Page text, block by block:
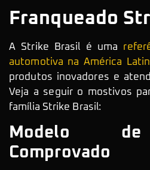
Franqueado
A Strike Brasil é uma
automotiva na América
produtos inovadores e
Veja a seguir o mostivos
família Strike Brasil:
Modelo
Comprovado